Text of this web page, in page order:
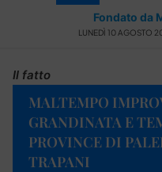
Fondato da
LUNEDÌ 10 AGOSTO
Il fatto
MALTEMPO
GRANDINATA E
PROVINCE DI
TRAPANI